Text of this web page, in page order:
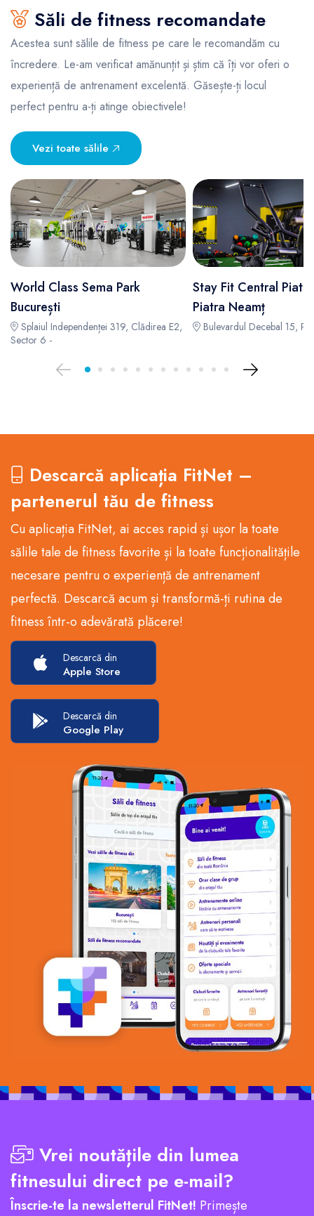
Săli de fitness recomandate
Acestea sunt sălile de fitness pe care le recomandăm cu
încredere. Le-am verificat amănunțit și știm că îți vor oferi o
experiență de antrenament excelentă. Găsește-ți locul
perfect pentru a-ți atinge obiectivele!
Vezi toate sălile
World Class Sema Park
București
Splaiul Independenței 319, Clădirea E2,
Sector 6 -
Stay Fit Central
Piatra Neamț
Bulevardul Decebal 15,
Descarcă aplicația FitNet –
partenerul tău de fitness
Cu aplicația FitNet, ai acces rapid și ușor la toate
sălile tale de fitness favorite și la toate funcționalitățile
necesare pentru o experiență de antrenament
perfectă. Descarcă acum și transformă-ți rutina de
fitness într-o adevărată plăcere!
Descarcă din
Apple Store
Descarcă din
Google Play
Vrei noutățile din lumea
fitnesului direct pe e-mail?
Înscrie-te la newsletterul FitNet! Primește